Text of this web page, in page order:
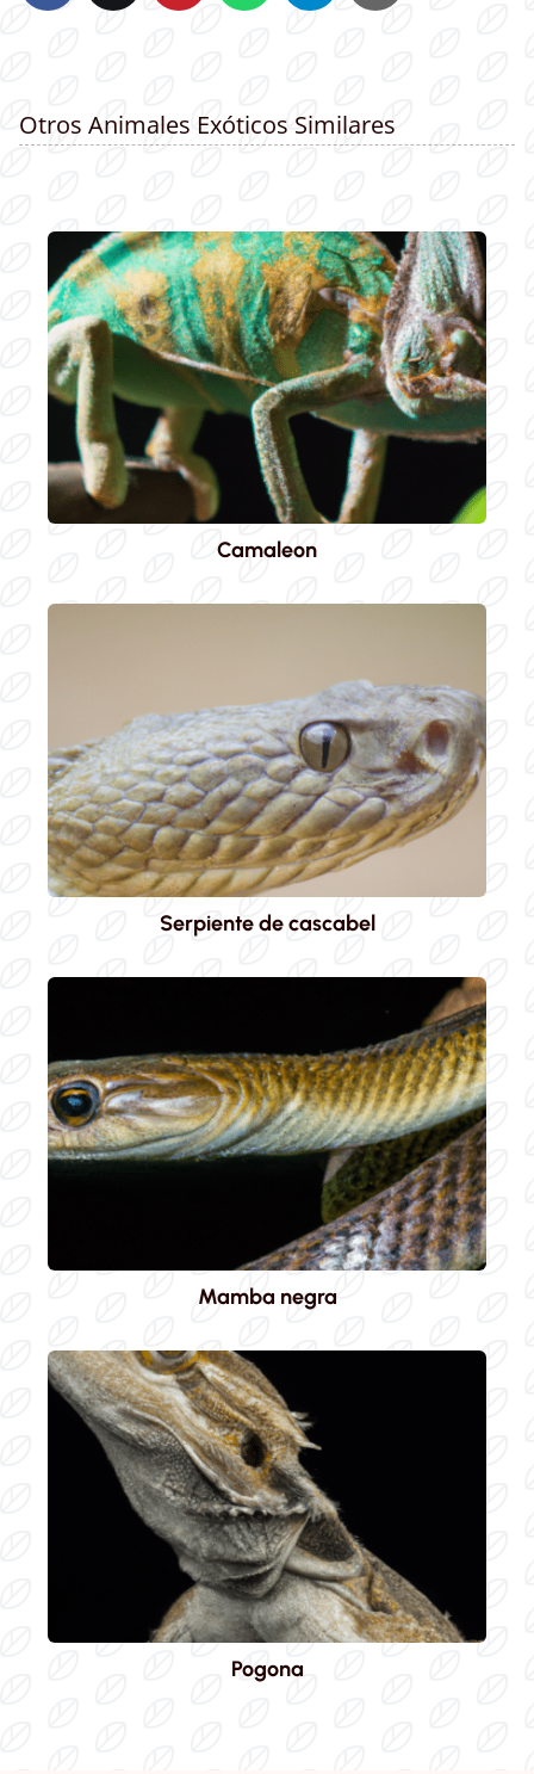
Otros Animales Exóticos Similares
Camaleon
Serpiente de cascabel
Mamba negra
Pogona